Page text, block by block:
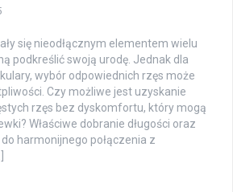
się nieodłącznym elementem wielu
podkreślić swoją urodę. Jednak dla
wybór odpowiednich rzęs może
Czy możliwe jest uzyskanie
rzęs bez dyskomfortu, który mogą
Właściwe dobranie długości oraz
harmonijnego połączenia z